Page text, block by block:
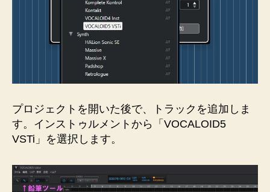
プロジェクトを開いた後で、トラックを追加しま
す。インストゥルメントから「VOCALOID5
VSTi」を選択します。